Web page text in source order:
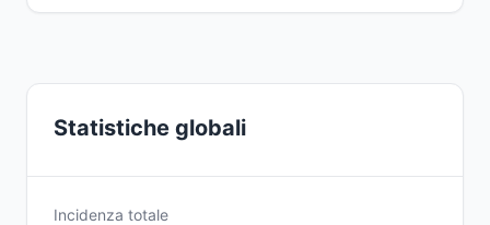
Statistiche globali
Incidenza totale